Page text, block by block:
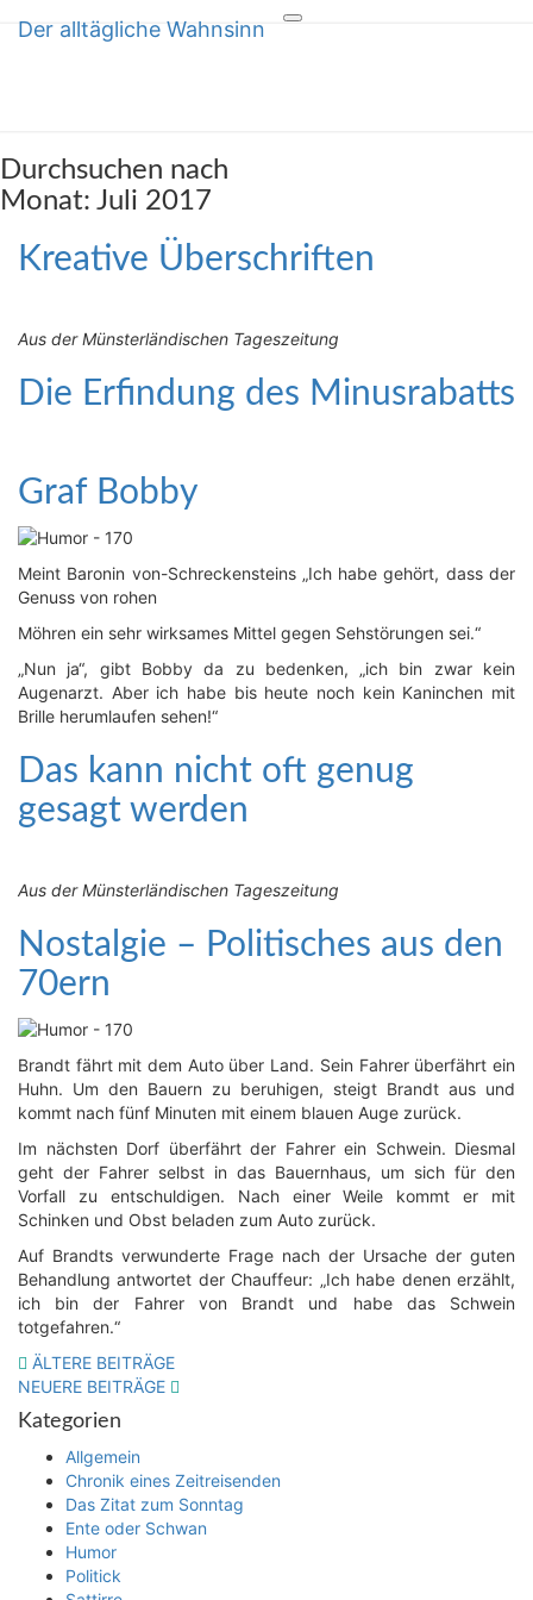
Toggle
Der alltägliche Wahnsinn
Der alltägliche Wahnsinn
Durchsuchen nach
Monat: Juli 2017
Kreative
Überschriften
Kreative Überschriften
Aus der Münsterländischen Tageszeitung
Die
Erfindung
Die Erfindung des Minusrabatts
Graf
Bobby
Graf Bobby
Meint Baronin von-Schreckensteins „Ich habe gehört, dass der
Genuss von rohen
Möhren ein sehr wirksames Mittel gegen Seh­störungen sei.“
„Nun ja“, gibt Bobby da zu bedenken, „ich bin zwar kein
Augenarzt. Aber ich habe bis heute noch kein Kaninchen mit
Brille herumlaufen sehen!“
Das
kann
nicht
oft
gesagt
Das kann nicht oft genug
gesagt werden
Aus der Münsterländischen Tageszeitung
Nostalgie
–
Politisches
den
70ern
Nostalgie – Politisches aus den
70ern
Brandt fährt mit dem Auto über Land. Sein Fahrer über­fährt ein
Huhn. Um den Bauern zu be­ruhigen, steigt Brandt aus und
kommt nach fünf Minuten mit einem blauen Auge zurück.
Im nächsten Dorf überfährt der Fahrer ein Schwein. Diesmal
geht der Fahrer selbst in das Bauernhaus, um sich für den
Vorfall zu entschuldigen. Nach einer Weile kommt er mit
Schinken und Obst beladen zum Auto zurück.
Auf Brandts verwunderte Frage nach der Ursache der guten
Behandlung antwortet der Chauffeur: „Ich habe denen erzählt,
ich bin der Fahrer von Brandt und habe das Schwein
totgefahren.“
Beitragsnavigation
ÄLTERE BEITRÄGE
NEUERE BEITRÄGE
Kategorien
Allgemein
Chronik eines Zeitreisenden
Das Zitat zum Sonntag
Ente oder Schwan
Humor
Politick